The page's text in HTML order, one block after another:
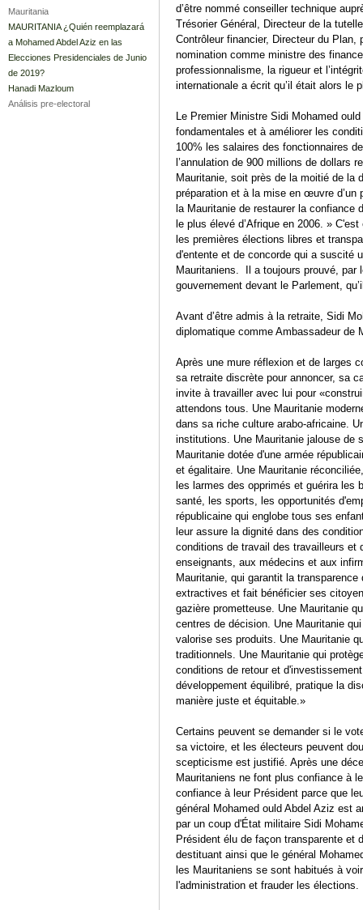
d’être nommé conseiller technique
Trésorier Général, Directeur de la
Contrôleur financier, Directeur du
nomination comme ministre des
professionnalisme, la rigueur et
internationale a écrit qu’il était alors le
Le Premier Ministre Sidi Mohamed
fondamentales et à améliorer les
100% les salaires des fonctionnaires
l’annulation de 900 millions de dollars
Mauritanie, soit près de la moitié de la
préparation et à la mise en œuvre d’un
la Mauritanie de restaurer la confiance
le plus élevé d’Afrique en 2006. »
les premières élections libres et
d'entente et de concorde qui a suscité
Mauritaniens. Il a toujours prouvé, par
gouvernement devant le Parlement,
Avant d’être admis à la retraite, Sidi
diplomatique comme Ambassadeur de
Après une mure réflexion et de larges
sa retraite discrète pour annoncer, sa
invite à travailler avec lui pour
attendons tous. Une Mauritanie
dans sa riche culture arabo-africaine.
institutions. Une Mauritanie jalouse de
Mauritanie dotée d'une armée
et égalitaire. Une Mauritanie
les larmes des opprimés et guérira les
santé, les sports, les opportunités
républicaine qui englobe tous ses
leur assure la dignité dans des
conditions de travail des travailleurs et
enseignants, aux médecins et aux
Mauritanie, qui garantit la
extractives et fait bénéficier ses
gazière prometteuse. Une Mauritanie
centres de décision. Une Mauritanie
valorise ses produits. Une Mauritanie
traditionnels. Une Mauritanie qui
conditions de retour et
développement équilibré, pratique la
manière juste et équitable.»
Certains peuvent se demander si le
sa victoire, et les électeurs peuvent
scepticisme est justifié. Après une
Mauritaniens ne font plus confiance à
confiance à leur Président parce que
général Mohamed ould Abdel Aziz est
par un coup d'État militaire Sidi
Président élu de façon transparente et
destituant ainsi que le général
les Mauritaniens se sont habitués à
l'administration et frauder les élections.
Mauritania
MAURITANIA ¿Quién reemplazará
a Mohamed Abdel Aziz en las
Elecciones Presidenciales de Junio
de 2019?
Hanadi Mazloum
Análisis pre-electoral